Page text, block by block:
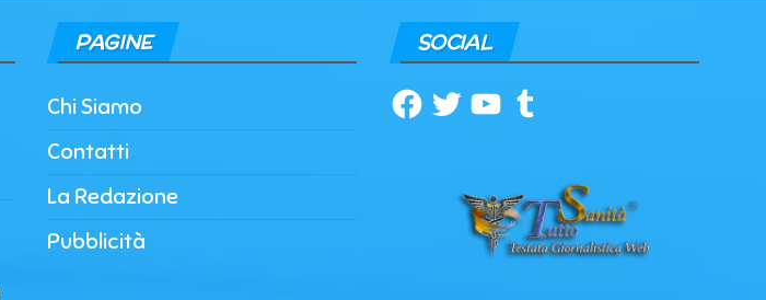
PAGINE
Chi Siamo
Contatti
La Redazione
Pubblicità
SOCIAL
Facebook
TwitterYouTubeTumblr